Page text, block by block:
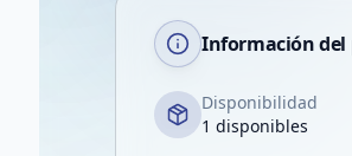
Información del
Disponibilidad
1 disponibles